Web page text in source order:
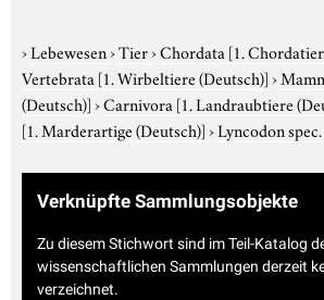
›Lebewesen›Tier›Chordata [1.
Vertebrata [1. Wirbeltiere (Deutsch)]›
(Deutsch)]›Carnivora [1. Landraubtiere
[1. Marderartige (Deutsch)]›Lyncodon spec.
Verknüpfte Sammlungsobjekte
Zu diesem Stichwort sind im Teil-Katalog
wissenschaftlichen Sammlungen derzeit
verzeichnet.